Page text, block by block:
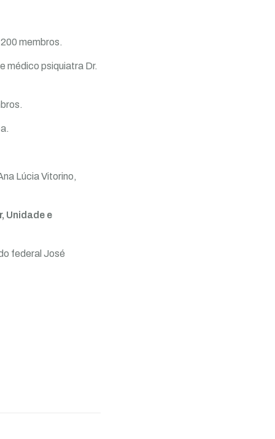
membros.
médico psiquiatra Dr.
Lúcia Vitorino,
Unidade e
federal José